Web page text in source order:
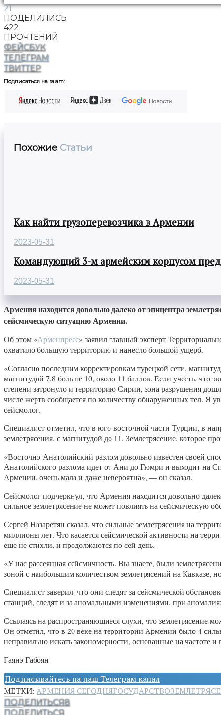
21
ПОДЕЛИЛИСЬ
422
ПРОЧТЕНИЙ
ФЕЙСБУК
ТЕЛЕГРАМ
ТВИТТЕР
Подписаться на ra.am:
Похожие Статьи
Как найти грузоперевозчика в Армении
2023-05-31
Командующий 3-м армейским корпусом
2023-05-31
Армения находится довольно далеко от эпицентра
сейсмическую ситуацию Армении.
Об этом «Арменпресс» заявил главный эксперт
охватило большую территорию и нанесло большой ущерб.
«Согласно последним корректировкам турецкой сети,
магнитудой 7,8 больше 10, около 11 баллов. Если учесть, что
степени затронуло и территорию Сирии, зона разрушения
числе жертв сообщается по количеству обнаруженных тел. Я
сейсмолог.
Специалист отметил, что в юго-восточной части Турции, в
землетрясения, с магнитудой до 11. Землетрясение, которое
«Восточно-Анатолийский разлом довольно известен своей
Анатолийского разлома идет от Ани до Гюмри и выходит на
Армении, очень мала и даже невероятна», — он сказал.
Сейсмолог подчеркнул, что Армения находится довольно
сильное землетрясение не может повлиять на сейсмическую
Сергей Назаретян сказал, что сильные землетрясения на
миллионы лет. Что касается сейсмической активности на
еще не стихли, и продолжаются по сей день.
«У нас рассеянная сейсмичность. Вы знаете, были
зоной с наибольшим количеством землетрясений на Кавказе,
Специалист заверил, что они следят за сейсмической
станций, следят и за аномальными изменениями, при
Ссылаясь на распространяющиеся слухи, что землетрясение
Он отметил, что в 20 веке на территории Армении было 4
неправильно искать закономерности, основанные на частоте и
Гаянэ Габоян
Подписывайтесь на наш Телеграм канал
МЕТКИ: АРМЕНИЯ СЕГОДНЯГОСУДАРСТВО
ПОДЕЛИТЬСЯ8
ПОДЕЛИТЬСЯ